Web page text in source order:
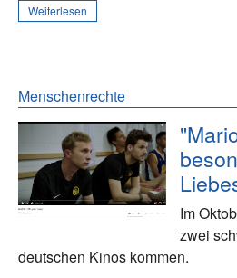
Weiterlesen
Menschenrechte
Im
zwei
deutschen Kinos kommen.